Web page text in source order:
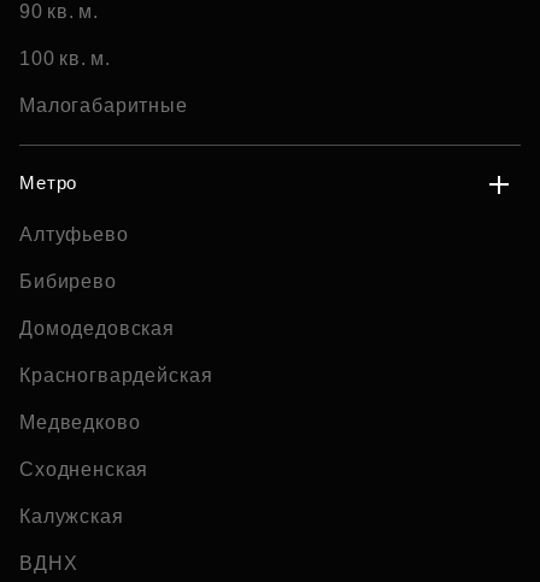
90 кв. м.
100 кв. м.
Малогабаритные
Метро
Алтуфьево
Бибирево
Домодедовская
Красногвардейская
Медведково
Сходненская
Калужская
ВДНХ